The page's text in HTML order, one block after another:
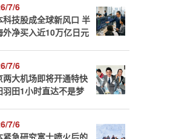
7/6
科技股成全球新风口 半
外净买入近10万亿日元
7/6
两大机场即将开通特快
羽田1小时直达不是梦
7/6
紧急研究富士喷火后的